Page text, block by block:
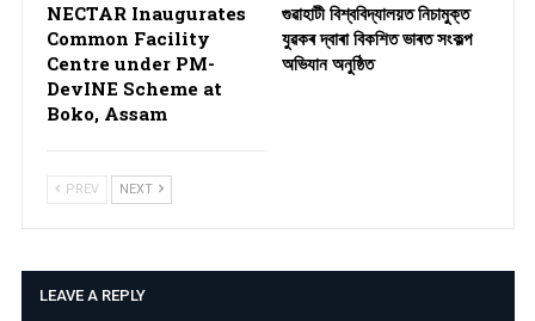
NECTAR Inaugurates
Common Facility
Centre under PM-
DevINE Scheme at
Boko, Assam
গুৱাহাটী বিশ্ববিদ্যালয়ত নিচামুক্ত
যুৱকৰ দ্বাৰা বিকশিত ভাৰত সংকল্প
অভিযান অনুষ্ঠিত
PREV NEXT
LEAVE A REPLY